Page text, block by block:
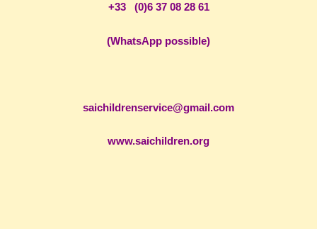
+33 (0)6 37 08 28 61
(WhatsApp possible)
saichildrenservice@gmail.com
www.saichildren.org